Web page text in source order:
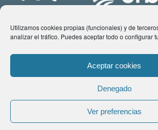
Utilizamos cookies propias (funcionales) y de
analizar el tráfico. Puedes aceptar todo o configurar
Aceptar cookies
Denegado
Ver preferencias
© Copyright 2021 www.costadelsol.eco. Todos los
Aviso legal|Política de privacidad|Política de